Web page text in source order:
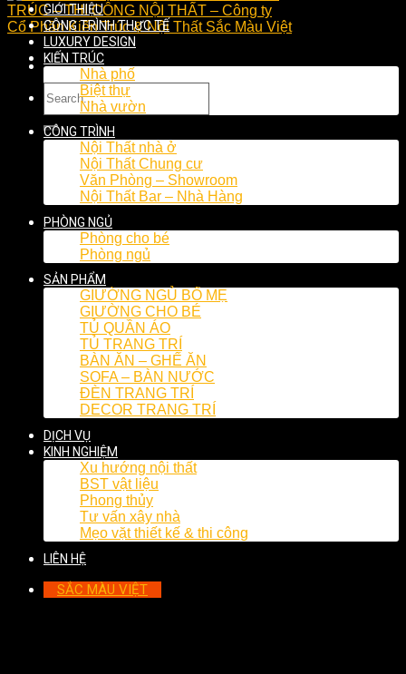
GIỚI THIỆU
CÔNG TRÌNH THỰC TẾ
LUXURY DESIGN
KIẾN TRÚC
Nhà phố
Biệt thự
Nhà vườn
CÔNG TRÌNH
Nội Thất nhà ở
Nội Thất Chung cư
Văn Phòng – Showroom
Nội Thất Bar – Nhà Hàng
PHÒNG NGỦ
Phòng cho bé
Phòng ngủ
SẢN PHẨM
GIƯỜNG NGỦ BỐ MẸ
GIƯỜNG CHO BÉ
TỦ QUẦN ÁO
TỦ TRANG TRÍ
BÀN ĂN – GHẾ ĂN
SOFA – BÀN NƯỚC
ĐÈN TRANG TRÍ
DECOR TRANG TRÍ
DỊCH VỤ
KINH NGHIỆM
Xu hướng nội thất
BST vật liệu
Phong thủy
Tư vấn xây nhà
Mẹo vặt thiết kế & thi công
LIÊN HỆ
SẮC MÀU VIỆT